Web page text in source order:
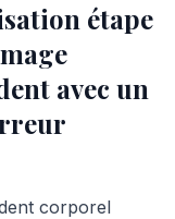
étape
avec un
corporel